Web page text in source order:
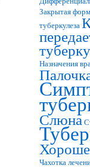
Закрытая
туберкулеза
Назначения
Слюна
Чахотка